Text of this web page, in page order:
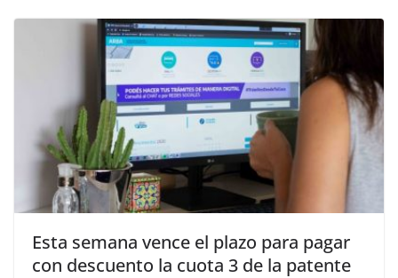
Esta semana vence el plazo para pagar
con descuento la cuota 3 de la patente